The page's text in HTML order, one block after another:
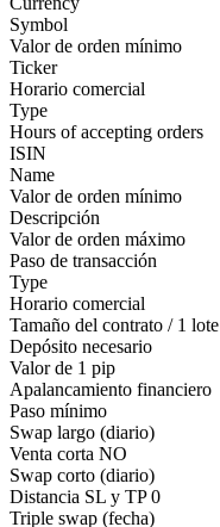
Symbol
Valor de orden mínimo
Ticker
Horario comercial
Type
Hours of accepting orders
ISIN
Name
Valor de orden mínimo
Descripción
Valor de orden máximo
Paso de transacción
Type
Horario comercial
Tamaño del contrato / 1 lote
Depósito necesario
Valor de 1 pip
Apalancamiento financiero
Paso mínimo
Swap largo (diario)
Venta corta NO
Swap corto (diario)
Distancia SL y TP 0
Triple swap (fecha)